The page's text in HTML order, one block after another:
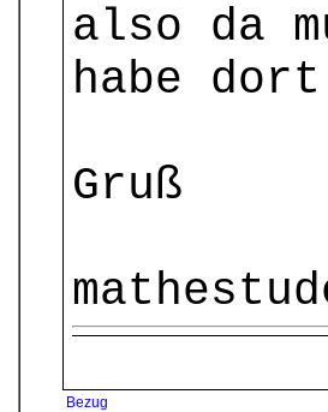
also da
habe
Gruß
Bezug